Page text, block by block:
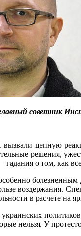
советник
цепную
решения,
гадания о том, как
воздержания.
в расчете на
нельзя. У